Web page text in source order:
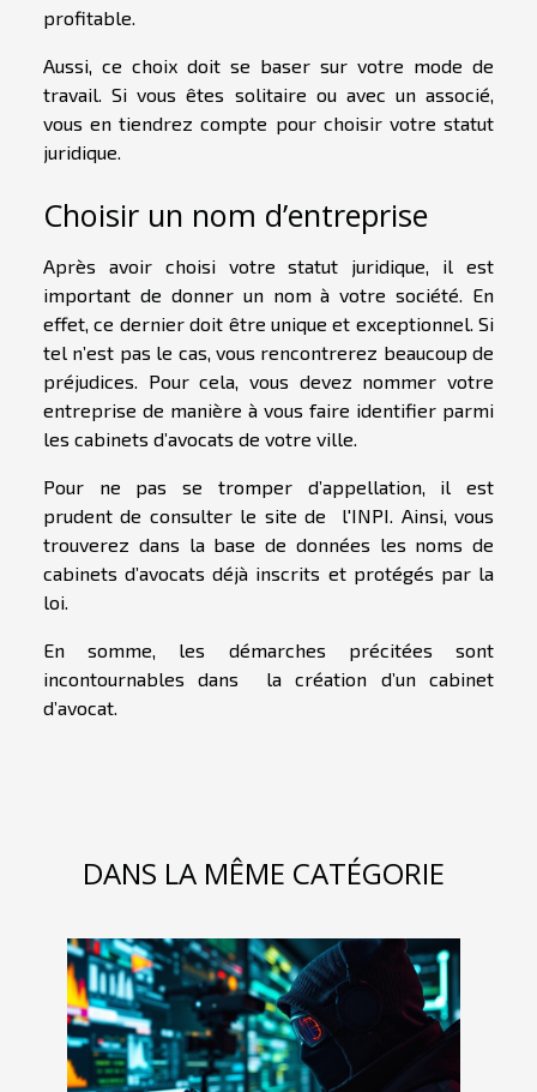
profitable.
Aussi, ce choix doit se baser sur votre mode de
travail. Si vous êtes solitaire ou avec un associé,
vous en tiendrez compte pour choisir votre statut
juridique.
Choisir un nom d’entreprise
Après avoir choisi votre statut juridique, il est
important de donner un nom à votre société. En
effet, ce dernier doit être unique et exceptionnel. Si
tel n’est pas le cas, vous rencontrerez beaucoup de
préjudices. Pour cela, vous devez nommer votre
entreprise de manière à vous faire identifier parmi
les cabinets d’avocats de votre ville.
Pour ne pas se tromper d’appellation, il est
prudent de consulter le site de l'INPI. Ainsi, vous
trouverez dans la base de données les noms de
cabinets d’avocats déjà inscrits et protégés par la
loi.
En somme, les démarches précitées sont
incontournables dans la création d’un cabinet
d’avocat.
DANS LA MÊME CATÉGORIE